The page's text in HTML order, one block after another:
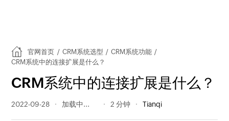
官网首页 / CRM系统选型 / CRM系统功能 /
CRM系统中的连接扩展是什么？
CRM系统中的连接扩展是什么？
2022-09-28 266 阅读量 2 分钟 Tianqi